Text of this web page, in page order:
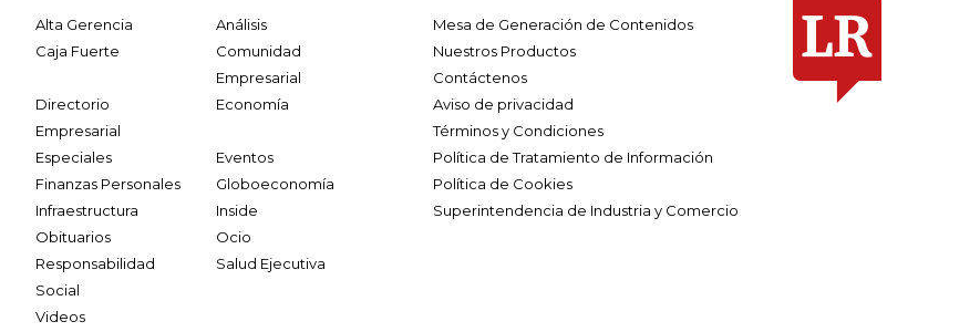
Alta Gerencia
Análisis
Caja Fuerte
Comunidad
Empresarial
Directorio
Empresarial
Economía
Especiales
Eventos
Finanzas Personales
Globoeconomía
Infraestructura
Inside
Obituarios
Ocio
Responsabilidad
Social
Salud Ejecutiva
Videos
Mesa de Generación de Contenidos
Nuestros Productos
Contáctenos
Aviso de privacidad
Términos y Condiciones
Política de Tratamiento de Información
Política de Cookies
Superintendencia de Industria y Comercio